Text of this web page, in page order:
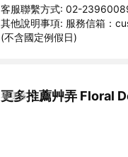
客服聯繫方式: 02-
其他說明事項: 服務信箱：
(不含國定例假日)
更多推薦艸弄 Floral
看更多